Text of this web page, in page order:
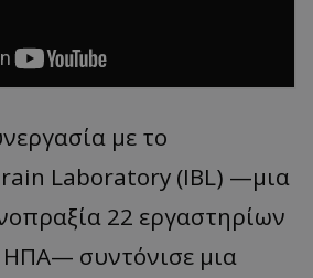
με το
Laboratory (IBL) —μια
22 εργαστηρίων
συντόνισε μια